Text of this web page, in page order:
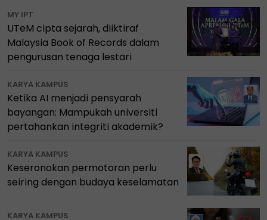
MY IPT
UTeM cipta sejarah, diiktiraf
Malaysia Book of Records dalam
pengurusan tenaga lestari
KARYA KAMPUS
Ketika AI menjadi pensyarah
bayangan: Mampukah universiti
pertahankan integriti akademik?
KARYA KAMPUS
Keseronokan permotoran perlu
seiring dengan budaya keselamatan
KARYA KAMPUS